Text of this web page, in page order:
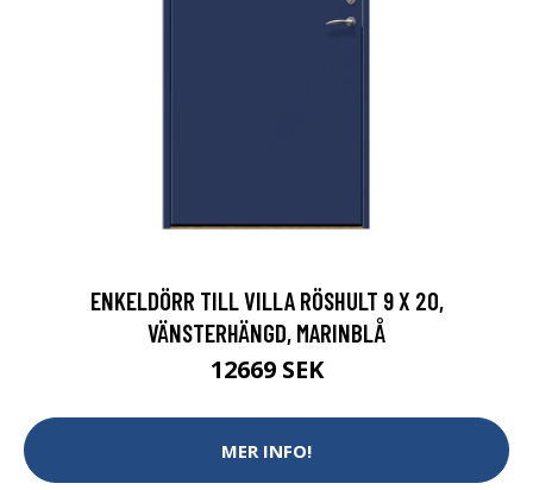
ENKELDÖRR TILL VILLA RÖSHULT 9 X 20,
VÄNSTERHÄNGD, MARINBLÅ
12669 SEK
MER INFO!